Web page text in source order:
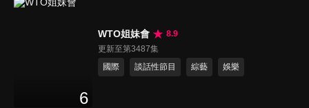
6
WTO姐妹會
8.9
更新至第3487集
國際
談話性節目 綜藝 娛樂